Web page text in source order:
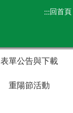
:::回首頁
表單公告與下載
重陽節活動